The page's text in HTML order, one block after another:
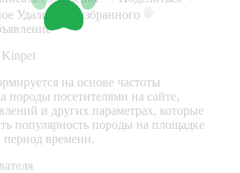
Удалить из избранного
на основе частоты
породы посетителями на сайте,
и других параметрах, которые
популярность породы на площадке
времени.